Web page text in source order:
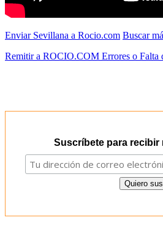
Enviar Sevillana a Rocio.com Buscar
Remitir a ROCIO.COM Errores o Falta
Suscríbete para